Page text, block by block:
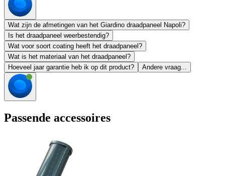
Wat zijn de afmetingen van het Giardino draadpaneel Napoli?
Is het draadpaneel weerbestendig?
Wat voor soort coating heeft het draadpaneel?
Wat is het materiaal van het draadpaneel?
Hoeveel jaar garantie heb ik op dit product?
Andere vraag...
Passende accessoires